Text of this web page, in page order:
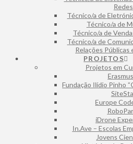
Redes
Técnico/a de
⁠Técnico/a de
Técnico/a de
Técnico/a de
Relações Públicas
PROJETOS
Projetos em
Fundação Ilídio Pinho
Europe
iDrone
In.Ave – Escolas
Jovens